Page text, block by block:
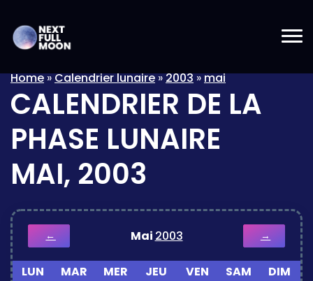
Home»Calendrier lunaire»2003»mai
CALENDRIER DE LA
PHASE LUNAIRE
MAI, 2003
← Mai 2003 →
LUN MAR MER JEU VEN SAM DIM